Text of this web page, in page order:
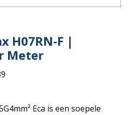
H07RN-F |
Meter
Eca is een soepele